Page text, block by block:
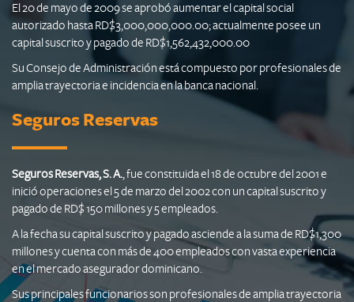
El 20 de mayo de 2009 se aprobó aumentar el capital social
autorizado hasta RD$3,000,000,000.00; actualmente posee un
capital suscrito y pagado de RD$1,562,432,000.00
Su Consejo de Administración está compuesto por profesionales de
amplia trayectoria e incidencia en la banca nacional.
Seguros Reservas
Seguros Reservas, S. A., fue constituida el 18 de octubre del 2001 e
inició operaciones el 5 de marzo del 2002 con un capital suscrito y
pagado de RD$ 150 millones y 5 empleados.
A la fecha su capital suscrito y pagado asciende a la suma de RD$1,300
millones y cuenta con más de 400 empleados con vasta experiencia
en el mercado asegurador dominicano.
Sus principales funcionarios son profesionales de amplia trayectoria